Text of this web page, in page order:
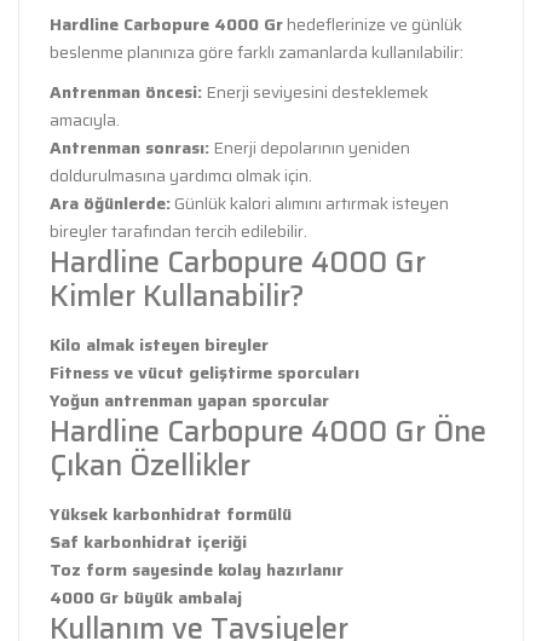
Hardline Carbopure 4000 Grhedeflerinize ve günlük
beslenme planınıza göre farklı zamanlarda kullanılabilir:
Antrenman öncesi: Enerji seviyesini desteklemek
amacıyla.
Antrenman sonrası: Enerji depolarının yeniden
doldurulmasına yardımcı olmak için.
Ara öğünlerde:Günlük kalori alımını artırmak isteyen
bireyler tarafından tercih edilebilir.
Hardline Carbopure 4000 Gr
Kimler Kullanabilir?
Kilo almak isteyen bireyler
Fitness ve vücut geliştirme sporcuları
Yoğun antrenman yapan sporcular
Hardline Carbopure 4000 Gr Öne
Çıkan Özellikler
Yüksek karbonhidrat formülü
Saf karbonhidrat içeriği
Toz form sayesinde kolay hazırlanır
4000 Gr büyük ambalaj
Kullanım ve Tavsiyeler